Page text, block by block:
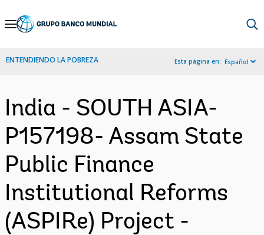
Skip
Navigation
ENTENDIENDO LA POBREZA Esta página en: Español
India - SOUTH ASIA-
P157198- Assam State
Public Finance
Institutional Reforms
(ASPIRe) Project -